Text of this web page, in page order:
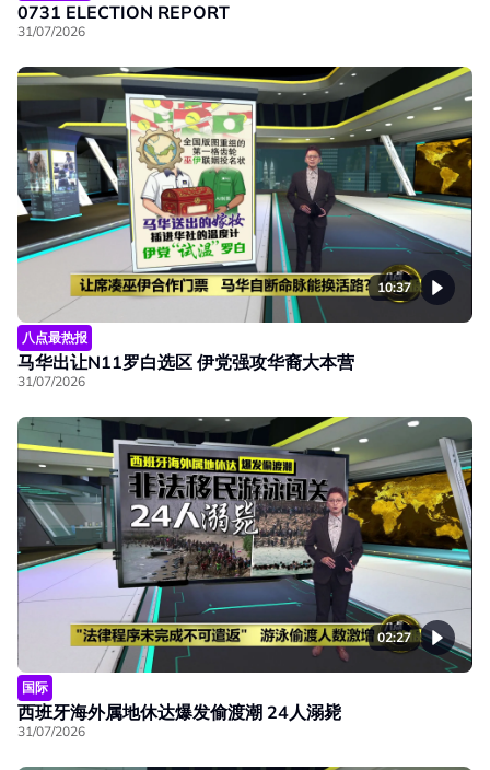
0731 ELECTION REPORT
31/07/2026
10:37
八点最热报
马华出让N11罗白选区 伊党强攻华裔大本营
31/07/2026
02:27
国际
西班牙海外属地休达爆发偷渡潮 24人溺毙
31/07/2026